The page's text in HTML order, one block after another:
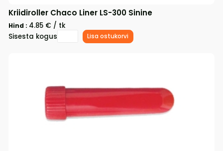
Kriidiroller Chaco Liner LS-300 Sinine
Hind : 4.85 € / tk
Sisesta kogus
Lisa ostukorvi